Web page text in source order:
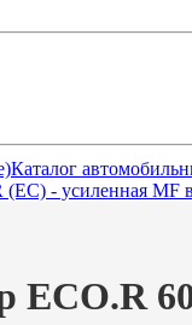
Каталог
(EC) - усиленная MF
ECO.R